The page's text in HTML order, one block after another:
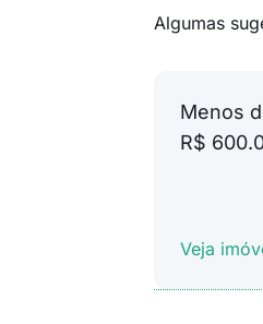
Algumas
Menos
R$
Veja